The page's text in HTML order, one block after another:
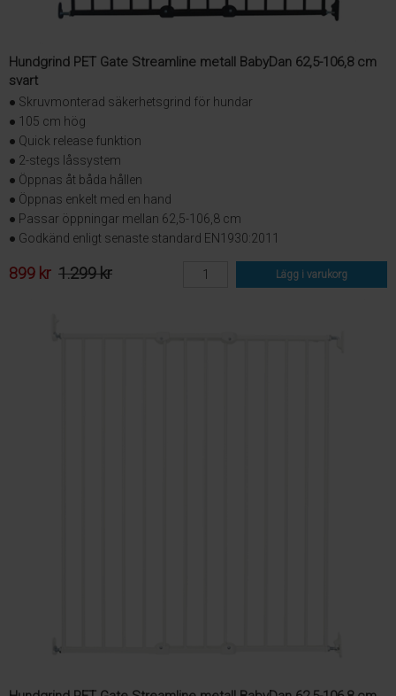
Hundgrind PET Gate Streamline metall BabyDan 62,5-106,8 cm
svart
● Skruvmonterad säkerhetsgrind för hundar
● 105 cm hög
● Quick release funktion
● 2-stegs låssystem
● Öppnas åt båda hållen
● Öppnas enkelt med en hand
● Passar öppningar mellan 62,5-106,8 cm
● Godkänd enligt senaste standard EN1930:2011
899 kr 1.299 kr Lägg i varukorg